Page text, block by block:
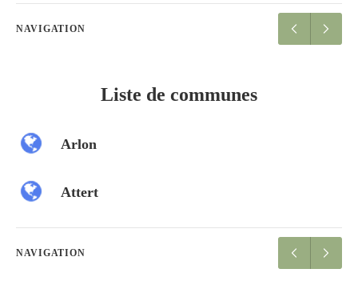
NAVIGATION
Liste de communes
Arlon
Attert
NAVIGATION